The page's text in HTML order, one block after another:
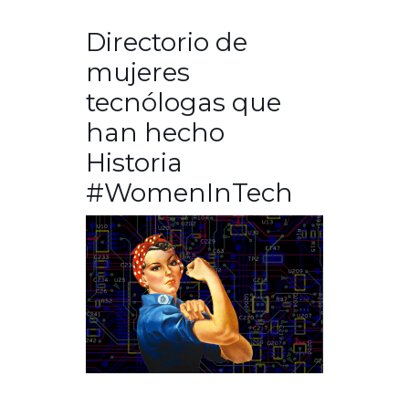
Directorio de
mujeres
tecnólogas que
han hecho
Historia
#WomenInTech